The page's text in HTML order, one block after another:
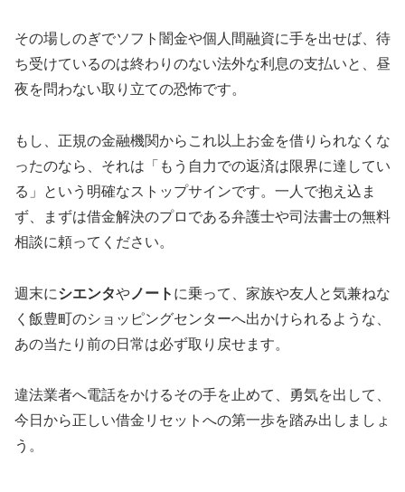
その場しのぎでソフト闇金や個人間融資に手を出せば、待
ち受けているのは終わりのない法外な利息の支払いと、昼
夜を問わない取り立ての恐怖です。
もし、正規の金融機関からこれ以上お金を借りられなくな
ったのなら、それは「もう自力での返済は限界に達してい
る」という明確なストップサインです。一人で抱え込ま
ず、まずは借金解決のプロである弁護士や司法書士の無料
相談に頼ってください。
週末にシエンタや ノート に乗って、家族や友人と気兼ねな
く飯豊町のショッピングセンターへ出かけられるような、
あの当たり前の日常は必ず取り戻せます。
違法業者へ電話をかけるその手を止めて、勇気を出して、
今日から正しい借金リセットへの第一歩を踏み出しましょ
う。